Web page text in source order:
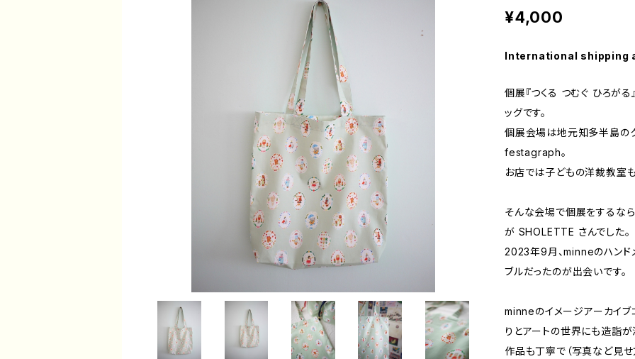
¥4,000
International shipping
個展『つくる つむぐ ひろが
ッグです。
個展会場は地元知多半島の
festagraph。
お店では子どもの洋裁教室も
そんな会場で個展をするな
が SHOLETTE さんでした。
2023年9月、minneのハンド
ブルだったのが出会いです。
minneのイメージアーカイブ
りとアートの世界にも造詣
作品も丁寧で（写真など見せ